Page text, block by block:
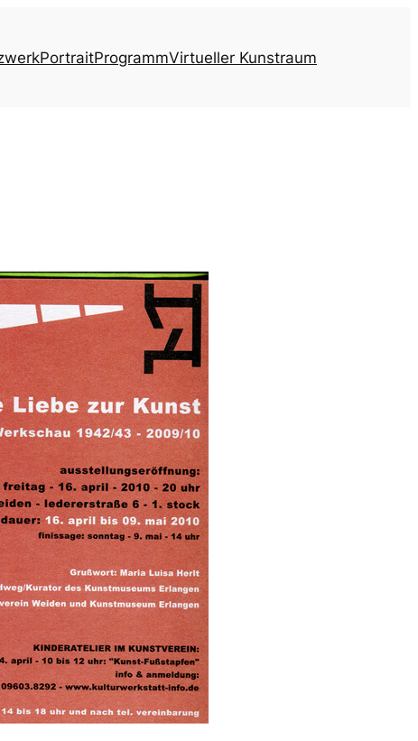
PortraitProgrammVirtueller Kunstraum